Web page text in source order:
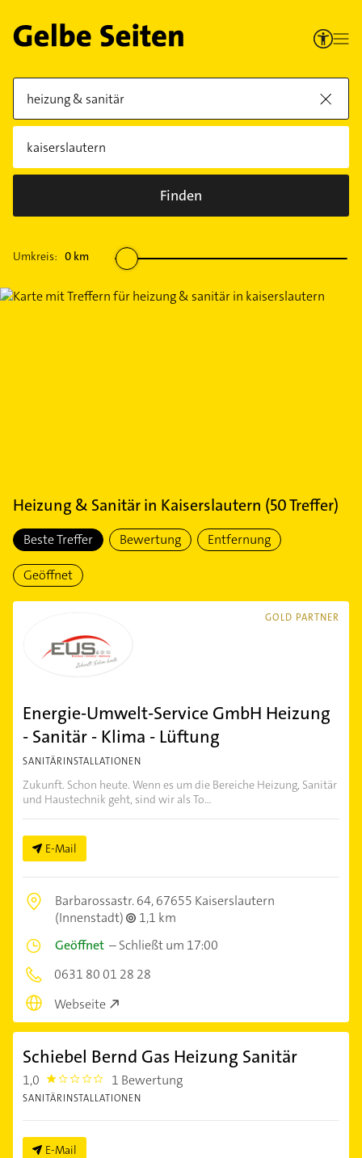
Finden
Umkreis: 0 km
Heizung & Sanitärin Kaiserslautern (50Treffer)
Beste Treffer Bewertung Entfernung
Geöffnet
GOLD PARTNER
Energie-Umwelt-Service GmbH Heizung
- Sanitär - Klima - Lüftung
SANITÄRINSTALLATIONEN
Zukunft. Schon heute. Wenn es um die Bereiche Heizung, Sanitär
und Haustechnik geht, sind wir als To...
E-Mail
Barbarossastr. 64,67655 Kaiserslautern
(Innenstadt)
1,1 km
Geöffnet –Schließt um 17:00
0631 80 01 28 28
Webseite
Schiebel Bernd Gas Heizung Sanitär
1,0 1.0 1 Bewertung
SANITÄRINSTALLATIONEN
E-Mail